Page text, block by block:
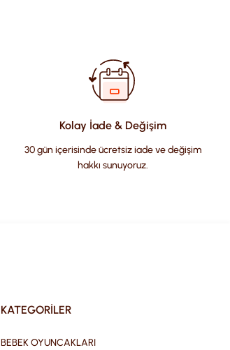
Kolay İade & Değişim
30 gün içerisinde ücretsiz iade ve değişim
hakkı sunuyoruz.
KATEGORİLER
BEBEK OYUNCAKLARI